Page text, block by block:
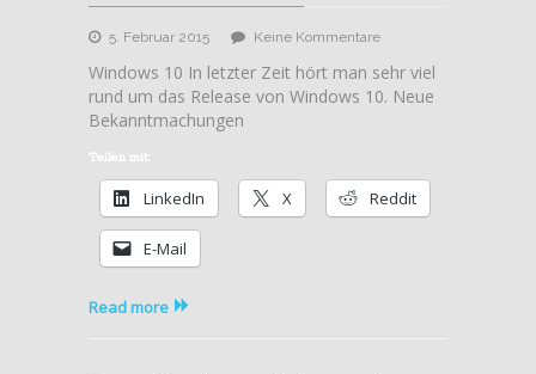
5. Februar 2015 Keine Kommentarezu
Server
vNEXT
Center
vNEXT
Windows 10 In letzter Zeit hört man sehr viel
rund um das Release von Windows 10. Neue
Bekanntmachungen
Teilen mit:
LinkedIn X Reddit
E-Mail
Read more